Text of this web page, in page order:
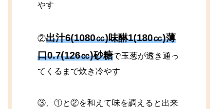
やす
②出汁6(1080㏄)味醂1(180㏄)薄
口0.7(126㏄)砂糖で玉葱が透き通っ
てくるまで炊き冷やす
③、①と②を和えて味を調えると出来